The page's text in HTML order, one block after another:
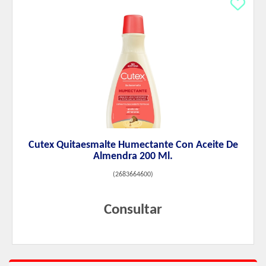
Cutex Quitaesmalte Humectante Con Aceite De
Almendra 200 Ml.
(2683664600)
Consultar